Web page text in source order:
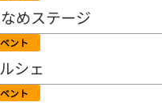
勝戦のスタート特訓実施 初Ｖ目
滑 - 日刊スポーツ
めステージ
ント
シェ
ント